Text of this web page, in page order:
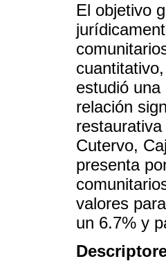
El objetivo
estudió
relación
Cutervo,
presenta
valores
un 6.7% y